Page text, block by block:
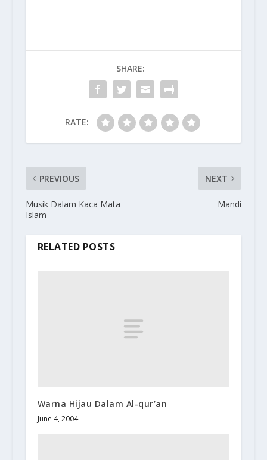
SHARE:
RATE:
PREVIOUS
Musik Dalam Kaca Mata
Islam
NEXT
Mandi
RELATED POSTS
Warna Hijau Dalam Al-qur’an
June 4, 2004